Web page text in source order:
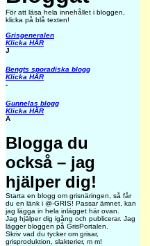
För att läsa hela innehållet i bloggen,
klicka på blå texten!
Grisgeneralen
Klicka HÄR
J
Bengts sporadiska blogg
Klicka HÄR
-
Gunnelas blogg
Klicka HÄR
A
Blogga du
också – jag
hjälper dig!
Starta en blogg om grisnäringen, så får
du en länk i @-GRIS! Passar ämnet, kan
jag lägga in hela inlägget här ovan.
Jag hjälper dig igång och publicerar. Jag
lägger bloggen på GrisPortalen.
Skriv vad du tycker om grisar,
grisproduktion, slakterier, m m!